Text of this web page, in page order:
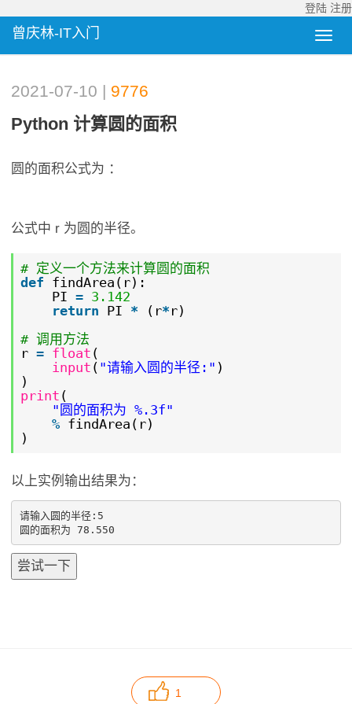
登陆 注册
曾庆林-IT入门
2021-07-10 | 9776
Python 计算圆的面积
圆的面积公式为 ：
公式中 r 为圆的半径。
# 定义一个方法来计算圆的面积
def findArea(r):
PI = 3.142
return PI * (r* r)
# 调用方法
r = float (
input ( "请输入圆的半径:" )
)
print (
"圆的面积为 %.3f"
% findArea(r)
)
以上实例输出结果为：
请输入圆的半径:5
尝试一下
1